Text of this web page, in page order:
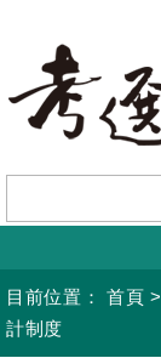
要
容
目前位置： 首頁 >
計制度